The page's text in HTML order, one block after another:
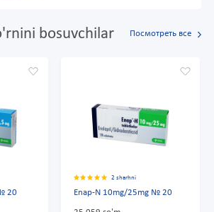
bosuvchilar Посмотреть все
20
2 sharhni
Enap-N 10mg/25mg № 20